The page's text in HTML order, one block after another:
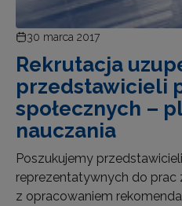
30 marca 2017
Rekrutacja
przedstawicieli
społecznych –
nauczania
Poszukujemy
reprezentatywnych do prac
z opracowaniem